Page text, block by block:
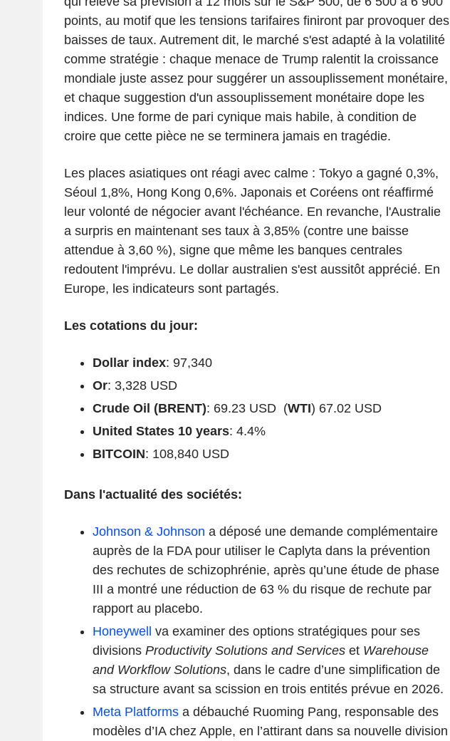
points, au motif que les tensions tarifaires finiront par provoquer des
baisses de taux. Autrement dit, le marché s'est adapté à la volatilité
comme stratégie : chaque menace de Trump ralentit la croissance
mondiale juste assez pour suggérer un assouplissement monétaire,
et chaque suggestion d'un assouplissement monétaire dope les
indices. Une forme de pari cynique mais habile, à condition de
croire que cette pièce ne se terminera jamais en tragédie.
Les places asiatiques ont réagi avec calme : Tokyo a gagné 0,3%,
Séoul 1,8%, Hong Kong 0,6%. Japonais et Coréens ont réaffirmé
leur volonté de négocier avant l'échéance. En revanche, l'Australie
a surpris en maintenant ses taux à 3,85% (contre une baisse
attendue à 3,60 %), signe que même les banques centrales
redoutent l'imprévu. Le dollar australien s'est aussitôt apprécié. En
Europe, les indicateurs sont partagés.
Les cotations du jour:
Dollar index: 97,340
Or: 3,328 USD
Crude Oil (BRENT): 69.23 USD (WTI) 67.02 USD
United States 10 years: 4.4%
BITCOIN: 108,840 USD
Dans l'actualité des sociétés:
Johnson & Johnson a déposé une demande complémentaire
auprès de la FDA pour utiliser le Caplyta dans la prévention
des rechutes de schizophrénie, après qu’une étude de phase
III a montré une réduction de 63 % du risque de rechute par
rapport au placebo.
Honeywell va examiner des options stratégiques pour ses
divisions Productivity Solutions and Serviceset Warehouse
and Workflow Solutions, dans le cadre d’une simplification de
sa structure avant sa scission en trois entités prévue en 2026.
Meta Platformsa débauché Ruoming Pang, responsable des
modèles d’IA chez Apple, en l’attirant dans sa nouvelle division